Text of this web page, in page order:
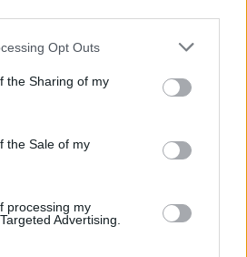
Opt Outs
the Sharing of my
the Sale of my
processing my
Advertising.
przekaz,
zamierzony skutek w